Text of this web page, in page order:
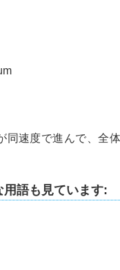
速度で進んで、全
用語も見ています: